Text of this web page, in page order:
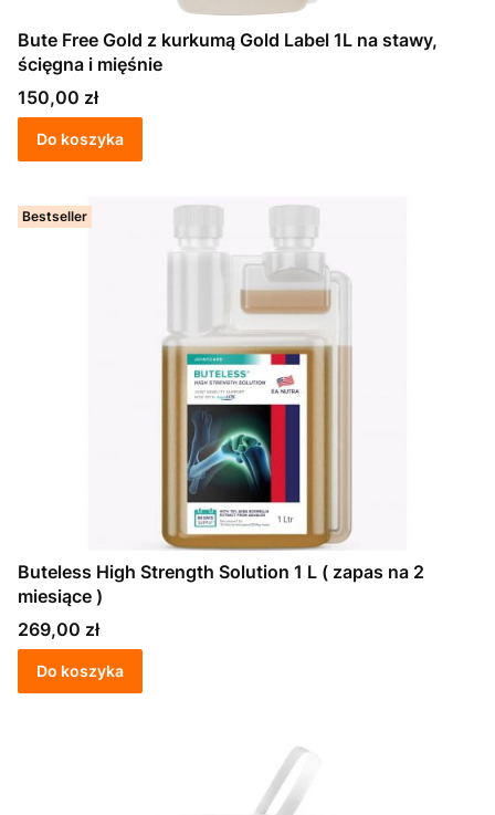
Bute Free Gold z kurkumą Gold Label 1L na stawy,
ścięgna i mięśnie
Cena
150,00 zł
Do koszyka
Bestseller
Buteless High Strength Solution 1 L ( zapas na 2
miesiące )
Cena
269,00 zł
Do koszyka